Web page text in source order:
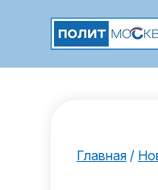
Главная /